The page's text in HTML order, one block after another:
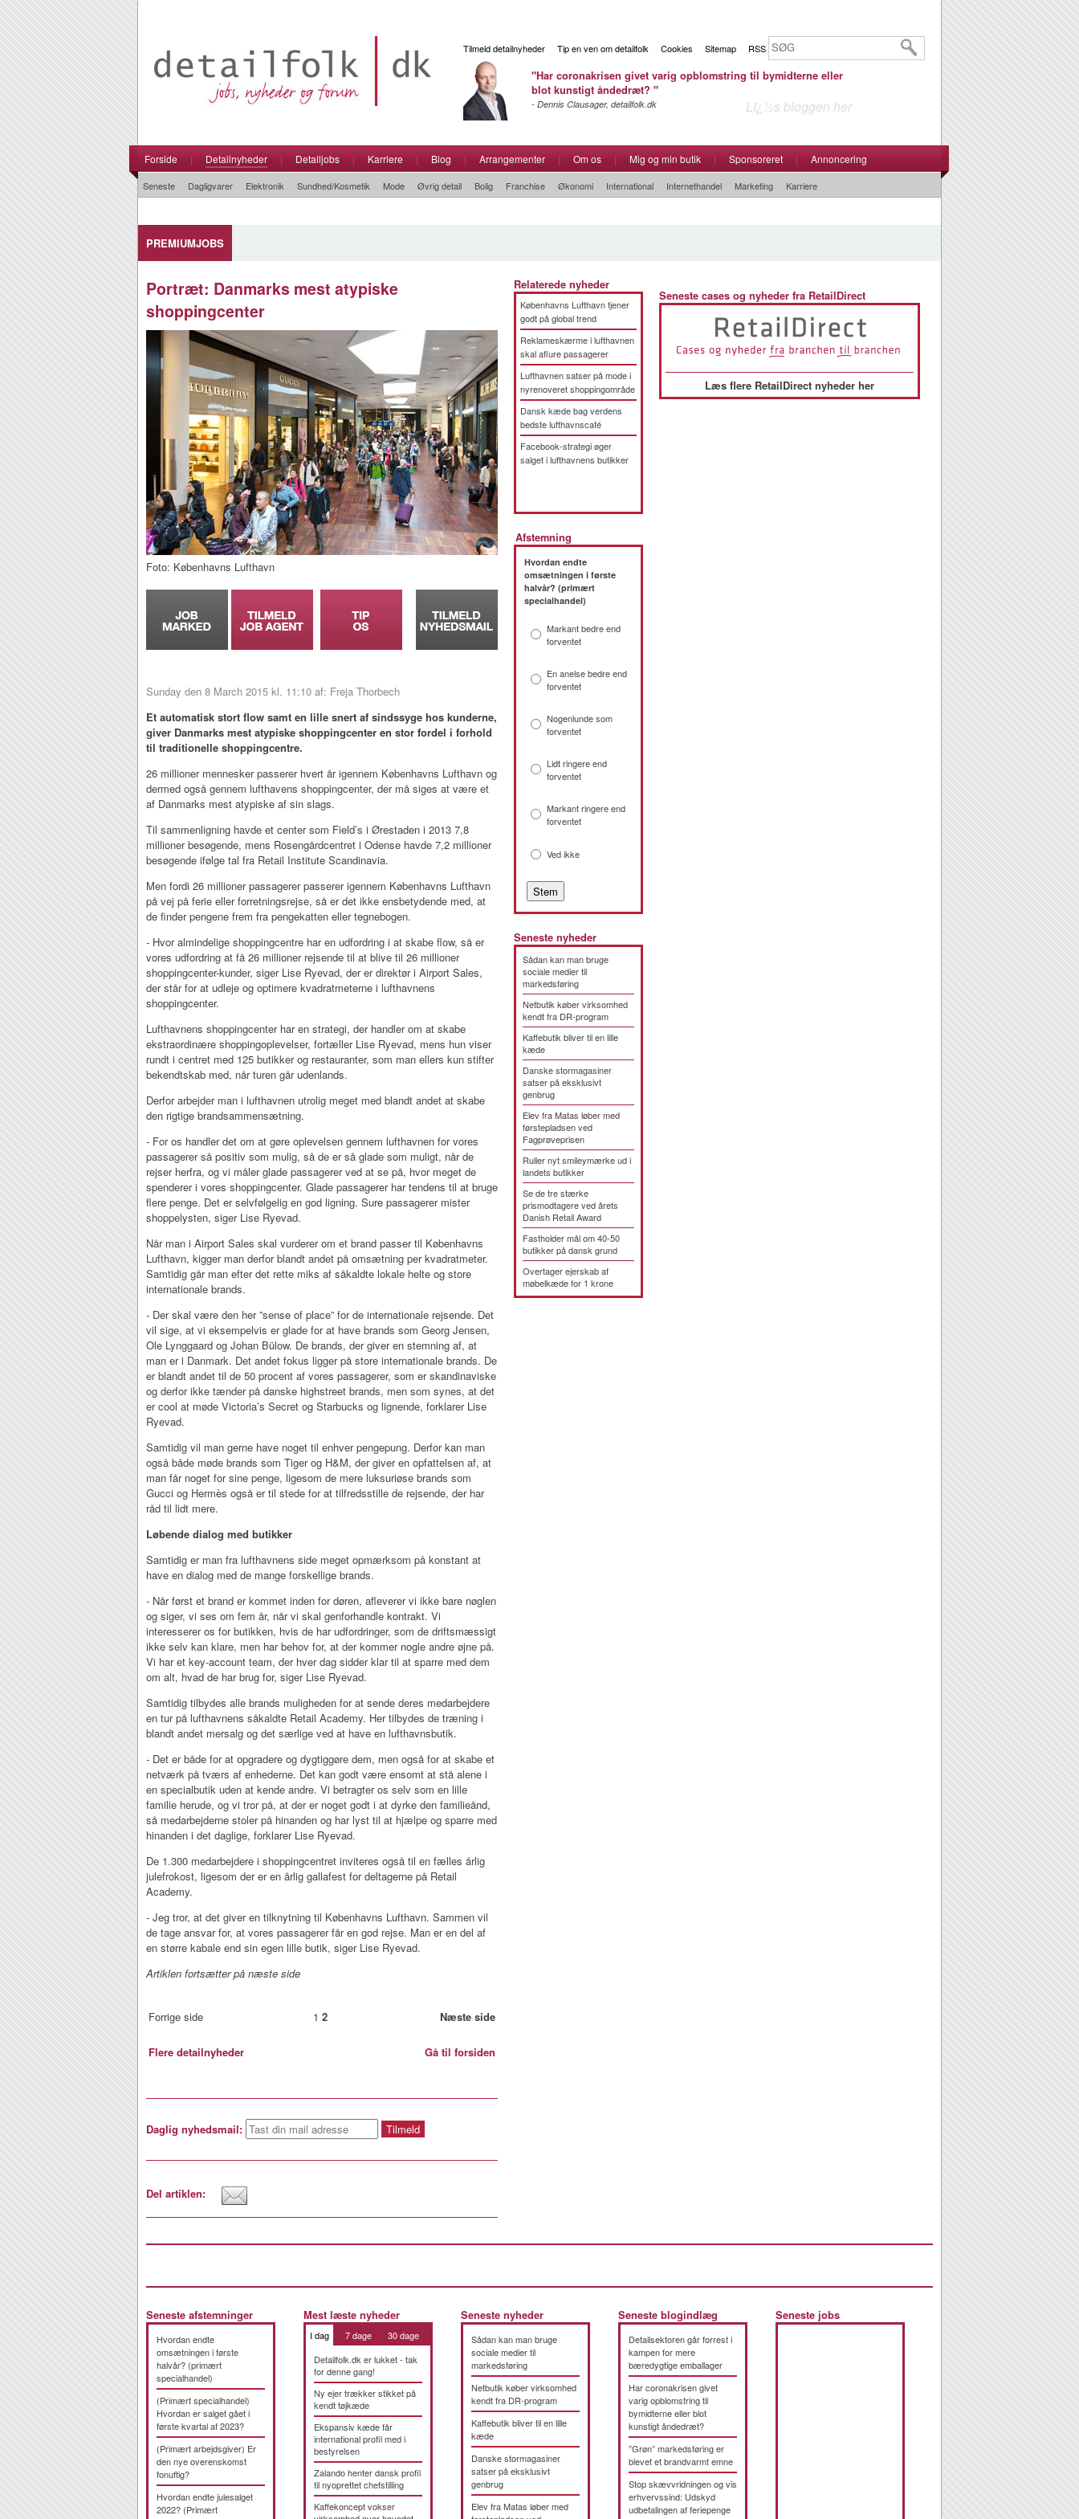
Tilmeld detailnyheder Tip en ven om detailfolk Cookies Sitemap RSS
"Har coronakrisen givet varig opblomstring til bymidterne eller
blot kunstigt åndedræt? "
- Dennis Clausager, detailfolk.dk Lï¿½s bloggen her
Forside | Detailnyheder | Detailjobs | Karriere | Blog | Arrangementer | Om os | Mig og min butik | Sponsoreret | Annoncering
Seneste Dagligvarer Elektronik Sundhed/Kosmetik Mode Øvrig detail Bolig Franchise Økonomi International Internethandel Marketing Karriere
PREMIUMJOBS
Portræt: Danmarks mest atypiske
shoppingcenter
Foto: Københavns Lufthavn
Sunday den 8 March 2015 kl. 11:10 af: Freja Thorbech
Et automatisk stort flow samt en lille snert af sindssyge hos kunderne,
giver Danmarks mest atypiske shoppingcenter en stor fordel i forhold
til traditionelle shoppingcentre.
26 millioner mennesker passerer hvert år igennem Københavns Lufthavn og
dermed også gennem lufthavens shoppingcenter, der må siges at være et
af Danmarks mest atypiske af sin slags.
Til sammenligning havde et center som Field’s i Ørestaden i 2013 7,8
millioner besøgende, mens Rosengårdcentret i Odense havde 7,2 millioner
besøgende ifølge tal fra Retail Institute Scandinavia.
Men fordi 26 millioner passagerer passerer igennem Københavns Lufthavn
på vej på ferie eller forretningsrejse, så er det ikke ensbetydende med, at
de finder pengene frem fra pengekatten eller tegnebogen.
- Hvor almindelige shoppingcentre har en udfordring i at skabe flow, så er
vores udfordring at få 26 millioner rejsende til at blive til 26 millioner
shoppingcenter-kunder, siger Lise Ryevad, der er direktør i Airport Sales,
der står for at udleje og optimere kvadratmeterne i lufthavnens
shoppingcenter.
Lufthavnens shoppingcenter har en strategi, der handler om at skabe
ekstraordinære shoppingoplevelser, fortæller Lise Ryevad, mens hun viser
rundt i centret med 125 butikker og restauranter, som man ellers kun stifter
bekendtskab med, når turen går udenlands.
Derfor arbejder man i lufthavnen utrolig meget med blandt andet at skabe
den rigtige brandsammensætning.
- For os handler det om at gøre oplevelsen gennem lufthavnen for vores
passagerer så positiv som mulig, så de er så glade som muligt, når de
rejser herfra, og vi måler glade passagerer ved at se på, hvor meget de
spenderer i vores shoppingcenter. Glade passagerer har tendens til at bruge
flere penge. Det er selvfølgelig en god ligning. Sure passagerer mister
shoppelysten, siger Lise Ryevad.
Når man i Airport Sales skal vurderer om et brand passer til Københavns
Lufthavn, kigger man derfor blandt andet på omsætning per kvadratmeter.
Samtidig går man efter det rette miks af såkaldte lokale helte og store
internationale brands.
- Der skal være den her ”sense of place” for de internationale rejsende. Det
vil sige, at vi eksempelvis er glade for at have brands som Georg Jensen,
Ole Lynggaard og Johan Bülow. De brands, der giver en stemning af, at
man er i Danmark. Det andet fokus ligger på store internationale brands. De
er blandt andet til de 50 procent af vores passagerer, som er skandinaviske
og derfor ikke tænder på danske highstreet brands, men som synes, at det
er cool at møde Victoria’s Secret og Starbucks og lignende, forklarer Lise
Ryevad.
Samtidig vil man gerne have noget til enhver pengepung. Derfor kan man
også både møde brands som Tiger og H&M, der giver en opfattelsen af, at
man får noget for sine penge, ligesom de mere luksuriøse brands som
Gucci og Hermès også er til stede for at tilfredsstille de rejsende, der har
råd til lidt mere.
Løbende dialog med butikker
Samtidig er man fra lufthavnens side meget opmærksom på konstant at
have en dialog med de mange forskellige brands.
- Når først et brand er kommet inden for døren, afleverer vi ikke bare nøglen
og siger, vi ses om fem år, når vi skal genforhandle kontrakt. Vi
interesserer os for butikken, hvis de har udfordringer, som de driftsmæssigt
ikke selv kan klare, men har behov for, at der kommer nogle andre øjne på.
Vi har et key-account team, der hver dag sidder klar til at sparre med dem
om alt, hvad de har brug for, siger Lise Ryevad.
Samtidig tilbydes alle brands muligheden for at sende deres medarbejdere
en tur på lufthavnens såkaldte Retail Academy. Her tilbydes de træning i
blandt andet mersalg og det særlige ved at have en lufthavnsbutik.
- Det er både for at opgradere og dygtiggøre dem, men også for at skabe et
netværk på tværs af enhederne. Det kan godt være ensomt at stå alene i
en specialbutik uden at kende andre. Vi betragter os selv som en lille
familie herude, og vi tror på, at der er noget godt i at dyrke den familieånd,
så medarbejderne stoler på hinanden og har lyst til at hjælpe og sparre med
hinanden i det daglige, forklarer Lise Ryevad.
De 1.300 medarbejdere i shoppingcentret inviteres også til en fælles årlig
julefrokost, ligesom der er en årlig gallafest for deltagerne på Retail
Academy.
- Jeg tror, at det giver en tilknytning til Københavns Lufthavn. Sammen vil
de tage ansvar for, at vores passagerer får en god rejse. Man er en del af
en større kabale end sin egen lille butik, siger Lise Ryevad.
Artiklen fortsætter på næste side
Forrige side 1 2 Næste side
Flere detailnyheder Gå til forsiden
Daglig nyhedsmail:
Del artiklen:
Relaterede nyheder
Københavns Lufthavn tjener
godt på global trend
Reklameskærme i lufthavnen
skal aflure passagerer
Lufthavnen satser på mode i
nyrenoveret shoppingområde
Dansk kæde bag verdens
bedste lufthavnscafé
Facebook-strategi øger
salget i lufthavnens butikker
Afstemning
Hvordan endte
omsætningen i første
halvår? (primært
specialhandel)
Markant bedre end
forventet
En anelse bedre end
forventet
Nogenlunde som
forventet
Lidt ringere end
forventet
Markant ringere end
forventet
Ved ikke
Seneste nyheder
Sådan kan man bruge
sociale medier til
markedsføring
Netbutik køber virksomhed
kendt fra DR-program
Kaffebutik bliver til en lille
kæde
Danske stormagasiner
satser på eksklusivt
genbrug
Elev fra Matas løber med
førstepladsen ved
Fagprøveprisen
Ruller nyt smileymærke ud i
landets butikker
Se de tre stærke
prismodtagere ved årets
Danish Retail Award
Fastholder mål om 40-50
butikker på dansk grund
Overtager ejerskab af
møbelkæde for 1 krone
Seneste cases og nyheder fra RetailDirect
Læs flere RetailDirect nyheder her
Seneste afstemninger
Hvordan endte
omsætningen i første
halvår? (primært
specialhandel)
(Primært specialhandel)
Hvordan er salget gået i
første kvartal af 2023?
(Primært arbejdsgiver) Er
den nye overenskomst
fonuftig?
Hvordan endte julesalget
2022? (Primært
Mest læste nyheder
I dag 7 dage
30 dage
Detailfolk.dk er lukket - tak
for denne gang!
Ny ejer trækker stikket på
kendt tøjkæde
Ekspansiv kæde får
international profil med i
bestyrelsen
Zalando henter dansk profil
til nyoprettet chefstilling
Kaffekoncept vokser
Seneste nyheder
Sådan kan man bruge
sociale medier til
markedsføring
Netbutik køber virksomhed
kendt fra DR-program
Kaffebutik bliver til en lille
kæde
Danske stormagasiner
satser på eksklusivt
genbrug
Elev fra Matas løber med
Seneste blogindlæg
Detailsektoren går forrest i
kampen for mere
bæredygtige emballager
Har coronakrisen givet
varig opblomstring til
bymidterne eller blot
kunstigt åndedræt?
”Grøn” markedsføring er
blevet et brandvarmt emne
Stop skævvridningen og vis
erhvervssind: Udskyd
udbetalingen af feriepenge
Seneste jobs